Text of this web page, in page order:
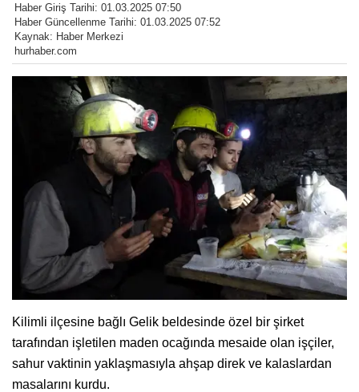
Haber Giriş Tarihi: 01.03.2025 07:50
Haber Güncellenme Tarihi: 01.03.2025 07:52
Kaynak: Haber Merkezi
hurhaber.com
Kilimli ilçesine bağlı Gelik beldesinde özel bir şirket
tarafından işletilen maden ocağında mesaide olan işçiler,
sahur vaktinin yaklaşmasıyla ahşap direk ve kalaslardan
masalarını kurdu.